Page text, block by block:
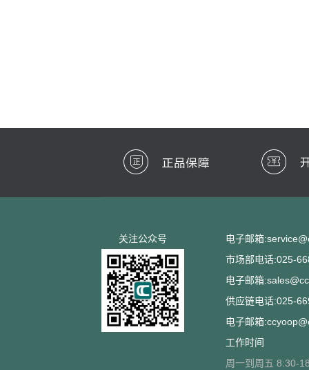
关注公众号
电子邮箱
市场部电话:025-
电子邮箱
供应链电话:025-
电子邮箱
工作时间
周一到周五 8:30-